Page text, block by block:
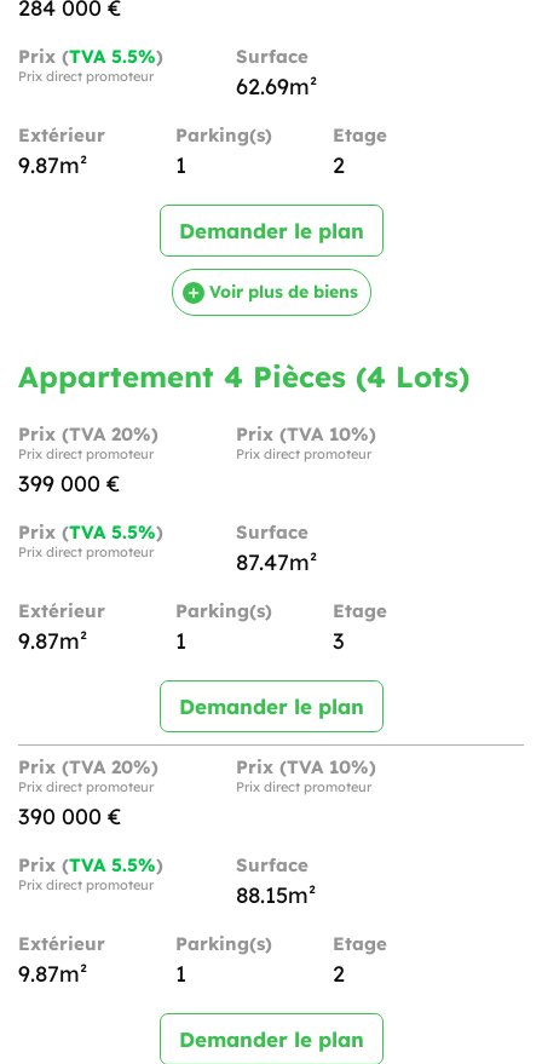
284 000 €
Prix (TVA 5.5%)
Prix direct promoteur
Surface
62.69m²
Extérieur
9.87m²
Parking(s)
1
Etage
2
Demander le plan
Voir plus de biens
Appartement 4 Pièces (4 Lots)
Prix (TVA 20%)
Prix direct promoteur
399 000 €
Prix (TVA 10%)
Prix direct promoteur
Prix (TVA 5.5%)
Prix direct promoteur
Surface
87.47m²
Extérieur
9.87m²
Parking(s)
1
Etage
3
Demander le plan
Prix (TVA 20%)
Prix direct promoteur
390 000 €
Prix (TVA 10%)
Prix direct promoteur
Prix (TVA 5.5%)
Prix direct promoteur
Surface
88.15m²
Extérieur
9.87m²
Parking(s)
1
Etage
2
Demander le plan